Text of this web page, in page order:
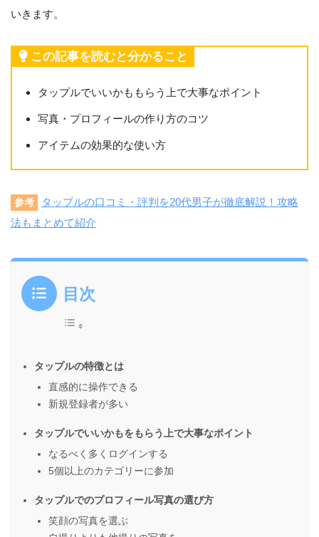
いきます。
この記事を読むと分かること
タップルでいいかももらう上で大事なポイント
写真・プロフィールの作り方のコツ
アイテムの効果的な使い方
参考
タップルの口コミ・評判を20代男子が徹底解説！攻略
法もまとめて紹介
目次
タップルの特徴とは
直感的に操作できる
新規登録者が多い
タップルでいいかもをもらう上で大事なポイント
なるべく多くログインする
5個以上のカテゴリーに参加
タップルでのプロフィール写真の選び方
笑顔の写真を選ぶ